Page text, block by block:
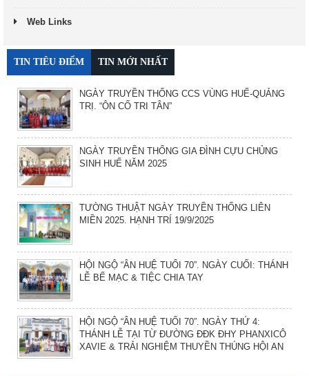
Web Links
TIN TIÊU ĐIỂM TIN MỚI NHẤT
NGÀY TRUYỀN THỐNG CCS VÙNG HUẾ-QUẢNG
TRỊ. “ÔN CỐ TRI TÂN”
NGÀY TRUYỀN THỐNG GIA ĐÌNH CỰU CHỦNG
SINH HUẾ NĂM 2025
TƯỜNG THUẬT NGÀY TRUYỀN THỐNG LIÊN
MIỀN 2025. HẠNH TRÍ 19/9/2025
HỘI NGỘ “ÂN HUỆ TUỔI 70”. NGÀY CUỐI: THÁNH
LỄ BẾ MẠC & TIỆC CHIA TAY
HỘI NGỘ “ÂN HUỆ TUỔI 70”. NGÀY THỨ 4:
THÁNH LỄ TẠI TỪ ĐƯỜNG ĐĐK ĐHY PHANXICÔ
XAVIE & TRẢI NGHIỆM THUYỀN THÚNG HỘI AN